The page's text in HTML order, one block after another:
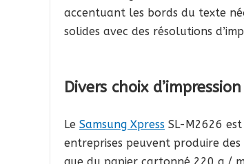
accentuant les bords du texte
solides avec des résolutions
Divers choix
Le Samsung Xpress SL-M2626
entreprises peuvent produire